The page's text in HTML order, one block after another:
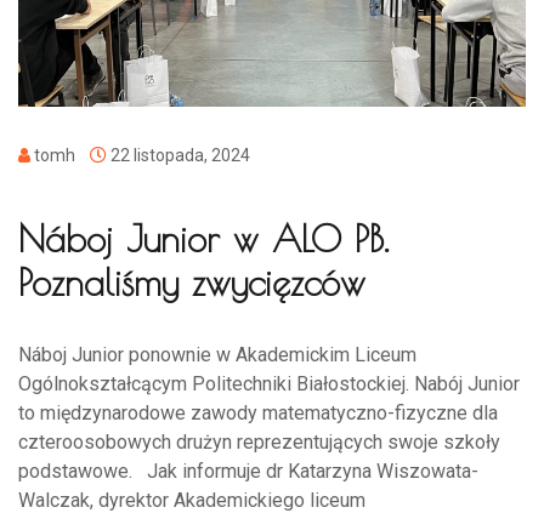
tomh 22 listopada, 2024
Náboj Junior w ALO PB.
Poznaliśmy zwycięzców
Náboj Junior ponownie w Akademickim Liceum
Ogólnokształcącym Politechniki Białostockiej. Nabój Junior
to międzynarodowe zawody matematyczno-fizyczne dla
czteroosobowych drużyn reprezentujących swoje szkoły
podstawowe. Jak informuje dr Katarzyna Wiszowata-
Walczak, dyrektor Akademickiego liceum